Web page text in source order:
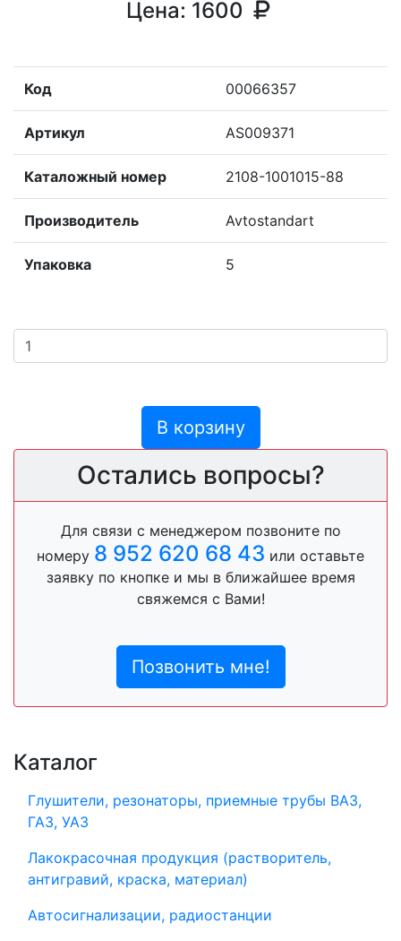
Цена: 1600
Код 00066357
Артикул AS009371
Каталожный номер 2108-1001015-88
Производитель Avtostandart
Упаковка 5
В корзину
Остались вопросы?
Для связи с менеджером позвоните по
номеру 8 952 620 68 43 или оставьте
заявку по кнопке и мы в ближайшее время
свяжемся с Вами!
Позвонить мне!
Каталог
Глушители, резонаторы, приемные трубы ВАЗ,
ГАЗ, УАЗ
Лакокрасочная продукция (растворитель,
антигравий, краска, материал)
Автосигнализации, радиостанции